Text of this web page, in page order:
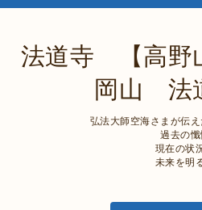
法道寺 【高野
岡山 法
弘法大師空海さまが伝
過去の懺
現在の状況
未来を明るく